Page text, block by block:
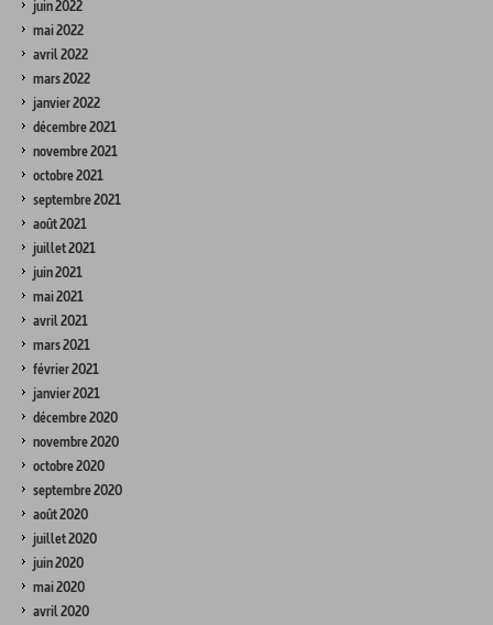
juin 2022
mai 2022
avril 2022
mars 2022
janvier 2022
décembre 2021
novembre 2021
octobre 2021
septembre 2021
août 2021
juillet 2021
juin 2021
mai 2021
avril 2021
mars 2021
février 2021
janvier 2021
décembre 2020
novembre 2020
octobre 2020
septembre 2020
août 2020
juillet 2020
juin 2020
mai 2020
avril 2020